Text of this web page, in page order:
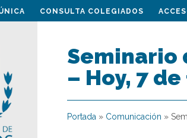
CONSULTA COLEGIADOS
Seminario
– Hoy, 7
Portada » Comunicación »